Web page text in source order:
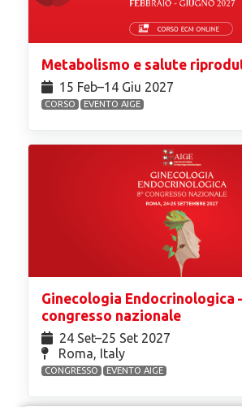
Metabolismo e salute
15 Feb⁠–14 Giu 2027
CORSO EVENTO AIGE
Ginecologia Endocrinologica
congresso nazionale
24 Set⁠–25 Set 2027
Roma, Italy
CONGRESSO EVENTO AIGE